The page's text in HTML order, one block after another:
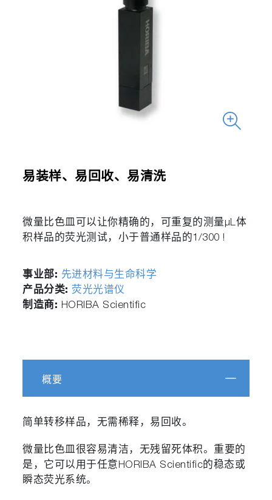
易装样、易回收、易清洗
微量比色皿可以让你精确的，可重复的测量µL体
积样品的荧光测试，小于普通样品的1/300 !
事业部: 先进材料与生命科学
产品分类: 荧光光谱仪
制造商: HORIBA Scientific
概要
简单转移样品，无需稀释，易回收。
微量比色皿很容易清洁，无残留死体积。重要的
是，它可以用于任意HORIBA Scientific的稳态或
瞬态荧光系统。